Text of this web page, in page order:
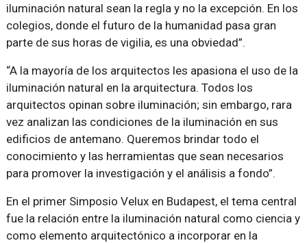
iluminación natural sean la regla y no la excepción. En los
colegios, donde el futuro de la humanidad pasa gran
parte de sus horas de vigilia, es una obviedad”.
“A la mayoría de los arquitectos les apasiona el uso de la
iluminación natural en la arquitectura. Todos los
arquitectos opinan sobre iluminación; sin embargo, rara
vez analizan las condiciones de la iluminación en sus
edificios de antemano. Queremos brindar todo el
conocimiento y las herramientas que sean necesarios
para promover la investigación y el análisis a fondo”.
En el primer Simposio Velux en Budapest, el tema central
fue la relación entre la iluminación natural como ciencia y
como elemento arquitectónico a incorporar en la